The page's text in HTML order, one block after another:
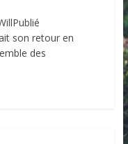
son retour en
des